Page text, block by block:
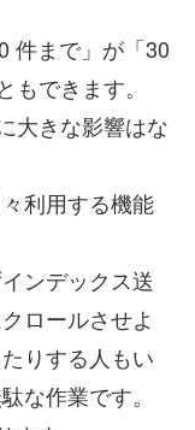
件まで」が「30
できます。
大きな影響はな
利用する機能
ンデックス送
ロールさせよ
りする人もい
な作業です。